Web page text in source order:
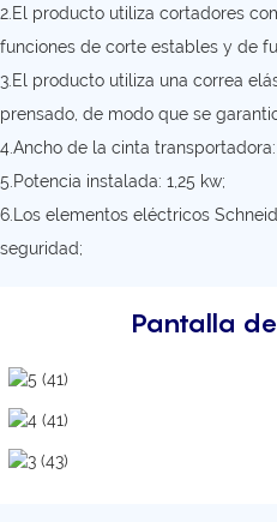
2.El producto utiliza cortadores
funciones de corte estables y de
3.El producto utiliza una correa
prensado, de modo que se
4.Ancho de la cinta
5.Potencia instalada: 1,25 kw;
6.Los elementos eléctricos
seguridad;
Pantalla